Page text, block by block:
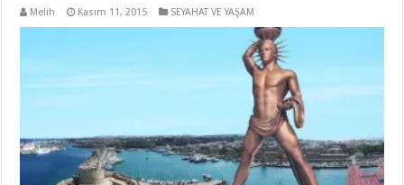
Melih Kasım 11, 2015 SEYAHAT VE YAŞAM